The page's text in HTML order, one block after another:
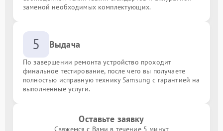
заменой необходимых комплектующих.
5 Выдача
По завершении ремонта устройство проходит
финальное тестирование, после чего вы получаете
полностью исправную технику Samsung с гарантией на
выполненные услуги.
Оставьте заявку
Свяжемся с Вами в течение 5 минут